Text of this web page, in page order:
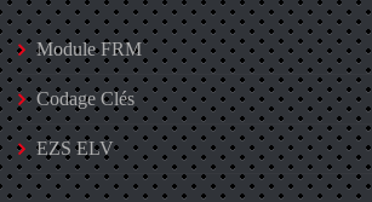
Module FRM
Codage Clés
EZS ELV